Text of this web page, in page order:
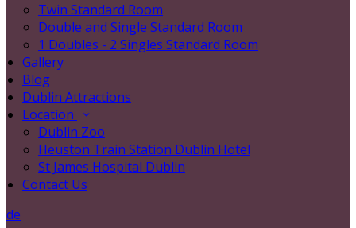
Twin Standard Room
Double and Single Standard Room
1 Doubles - 2 Singles Standard Room
Gallery
Blog
Dublin Attractions
Location
Dublin Zoo
Heuston Train Station Dublin Hotel
St James Hospital Dublin
Contact Us
de